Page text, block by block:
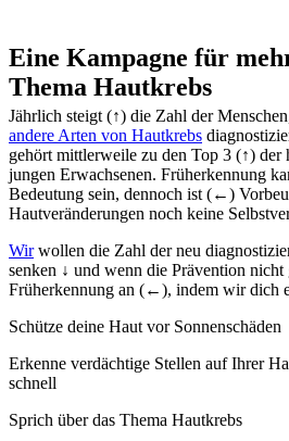
Eine Kampagne für
Thema Hautkrebs
Jährlich steigt (↑) die Zahl der
andere Arten von Hautkrebs
gehört mittlerweile zu den Top 3 (↑) der
jungen Erwachsenen. Früherkennung
Bedeutung sein, dennoch ist (←)
Hautveränderungen noch keine
Wirwollen die Zahl der neu
senken ↓ und wenn die Prävention
Früherkennung an (←), indem wir dich
Schütze deine Haut vor Sonnenschäden
Erkenne verdächtige Stellen auf Ihrer
schnell
Sprich über das Thema Hautkrebs